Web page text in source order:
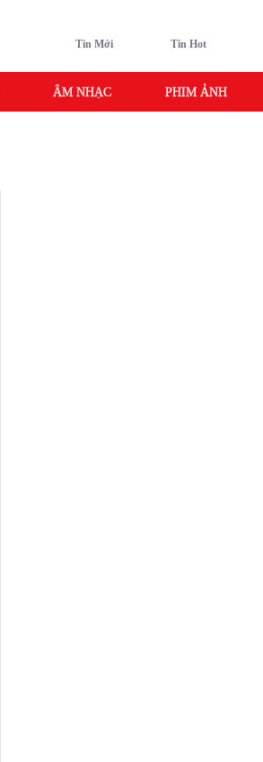
Tin Mới Tin Hot
ÂM NHẠC PHIM ẢNH